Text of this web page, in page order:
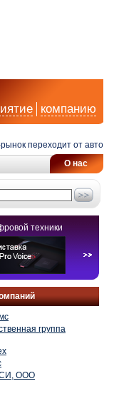
компанию
переходит от
О нас
техники
группа
ООО